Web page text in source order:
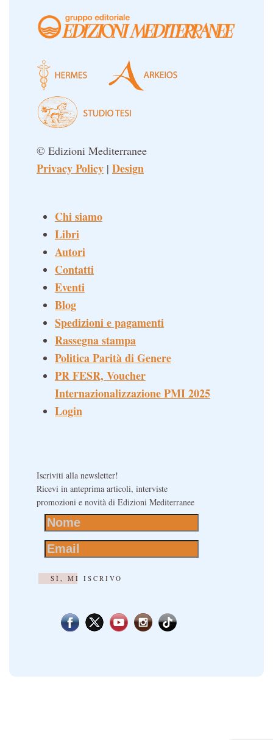
© Edizioni Mediterranee
Privacy Policy | Design
Chi siamo
Libri
Autori
Contatti
Eventi
Blog
Spedizioni e pagamenti
Rassegna stampa
Politica Parità di Genere
PR FESR, Voucher
Internazionalizzazione PMI 2025
Login
Iscriviti alla newsletter!
Ricevi in anteprima articoli, interviste
promozioni e novità di Edizioni Mediterranee
SÌ, MI ISCRIVO